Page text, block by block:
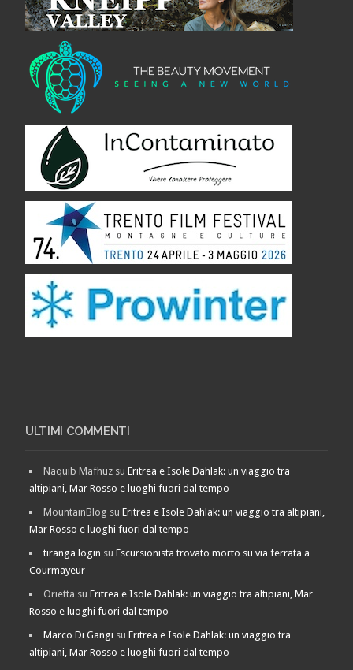
ULTIMI COMMENTI
Naquib Mafhuz suEritrea e Isole Dahlak: un viaggio tra
altipiani, Mar Rosso e luoghi fuori dal tempo
MountainBlog suEritrea e Isole Dahlak: un viaggio tra altipiani,
Mar Rosso e luoghi fuori dal tempo
tiranga login suEscursionista trovato morto su via ferrata a
Courmayeur
Orietta suEritrea e Isole Dahlak: un viaggio tra altipiani, Mar
Rosso e luoghi fuori dal tempo
Marco Di Gangi suEritrea e Isole Dahlak: un viaggio tra
altipiani, Mar Rosso e luoghi fuori dal tempo